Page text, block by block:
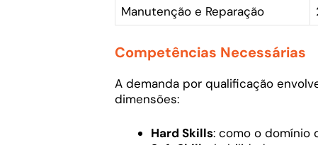
Manutenção e Reparação
Competências Necessárias
A demanda por qualificação
dimensões:
Hard Skills: como o domínio